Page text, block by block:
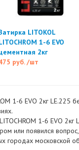
LITOKOL
1-6 EVO
2кг
руб./шт
1-6 EVO 2кг
1-6 EVO
или появился
городах московской